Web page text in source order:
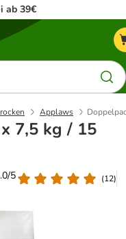
ab 39€
Applaws
7,5 kg / 15
5
(12)